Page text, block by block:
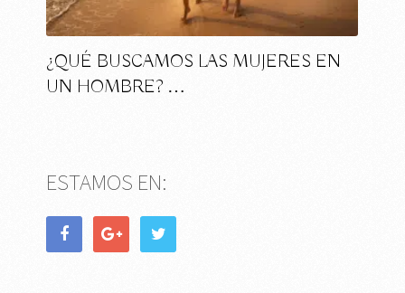
¿QUÉ BUSCAMOS LAS MUJERES EN
UN HOMBRE? …
ESTAMOS EN: